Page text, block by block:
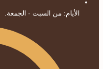
الأيام: من السبت - الجمعة.